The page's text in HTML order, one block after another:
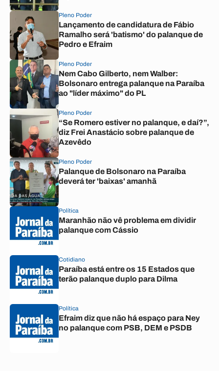
Pleno Poder
Lançamento de candidatura de Fábio
Ramalho será 'batismo' do palanque de
Pedro e Efraim
Pleno Poder
Nem Cabo Gilberto, nem Walber:
Bolsonaro entrega palanque na Paraíba
ao "líder máximo" do PL
Pleno Poder
“Se Romero estiver no palanque, e daí?”,
diz Frei Anastácio sobre palanque de
Azevêdo
Pleno Poder
Palanque de Bolsonaro na Paraíba
deverá ter 'baixas' amanhã
Política
Maranhão não vê problema em dividir
palanque com Cássio
Cotidiano
Paraíba está entre os 15 Estados que
terão palanque duplo para Dilma
Política
Efraim diz que não há espaço para Ney
no palanque com PSB, DEM e PSDB